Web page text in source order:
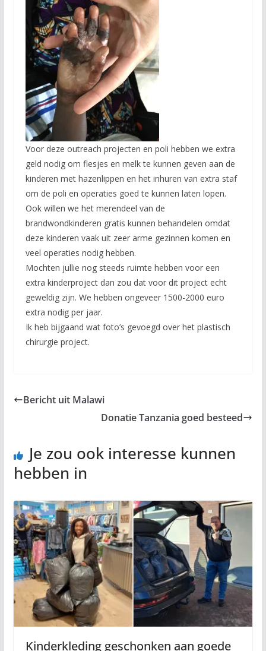
Voor deze outreach projecten en poli hebben we extra
geld nodig om flesjes en melk te kunnen geven aan de
kinderen met hazenlippen en het inhuren van extra staf
om de poli en operaties goed te kunnen laten lopen.
Ook willen we het merendeel van de
brandwondkinderen gratis kunnen behandelen omdat
deze kinderen vaak uit zeer arme gezinnen komen en
veel operaties nodig hebben.
Mochten jullie nog steeds ruimte hebben voor een
extra kinderproject dan zou dat voor dit project echt
geweldig zijn. We hebben ongeveer 1500-2000 euro
extra nodig per jaar.
Ik heb bijgaand wat foto’s gevoegd over het plastisch
chirurgie project.
Bericht uit Malawi
Donatie Tanzania goed besteed
Je zou ook interesse kunnen
hebben in
Kinderkleding geschonken aan goede